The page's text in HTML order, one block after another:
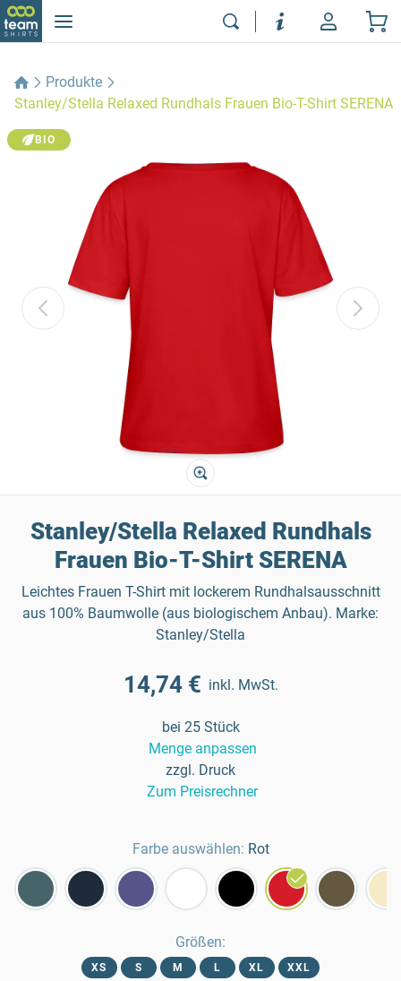
Produkte
Stanley/Stella Relaxed Rundhals Frauen Bio-T-Shirt SERENA
BIO
Stanley/Stella Relaxed Rundhals
Frauen Bio-T-Shirt SERENA
Leichtes Frauen T-Shirt mit lockerem Rundhalsausschnitt
aus 100% Baumwolle (aus biologischem Anbau). Marke:
Stanley/Stella
14,74 € inkl. MwSt.
bei 25 Stück
Menge anpassen
zzgl. Druck
Zum Preisrechner
Farbe auswählen: Rot
Größen:
XS S M L XL XXL